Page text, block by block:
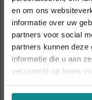
en om ons
informatie over uw
partners voor social
partners kunnen deze
informatie die u aan
verzameld op basis
sep 19:00 -
5
sep 11:00 -
8
Laatste week!
daarna